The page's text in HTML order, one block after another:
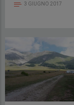
3 GIUGNO 2017